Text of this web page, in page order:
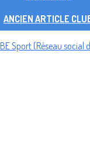
ANCIEN ARTICLE
BE Sport (Réseau social